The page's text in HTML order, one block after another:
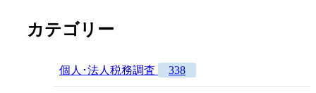
カテゴリー
個人･法人税務調査 338